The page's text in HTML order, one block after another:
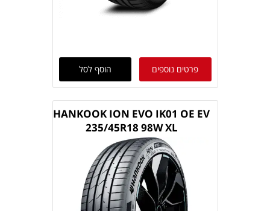
פרטים נוספים הוסף לסל
HANKOOK ION EVO IK01 OE EV
235/45R18 98W XL